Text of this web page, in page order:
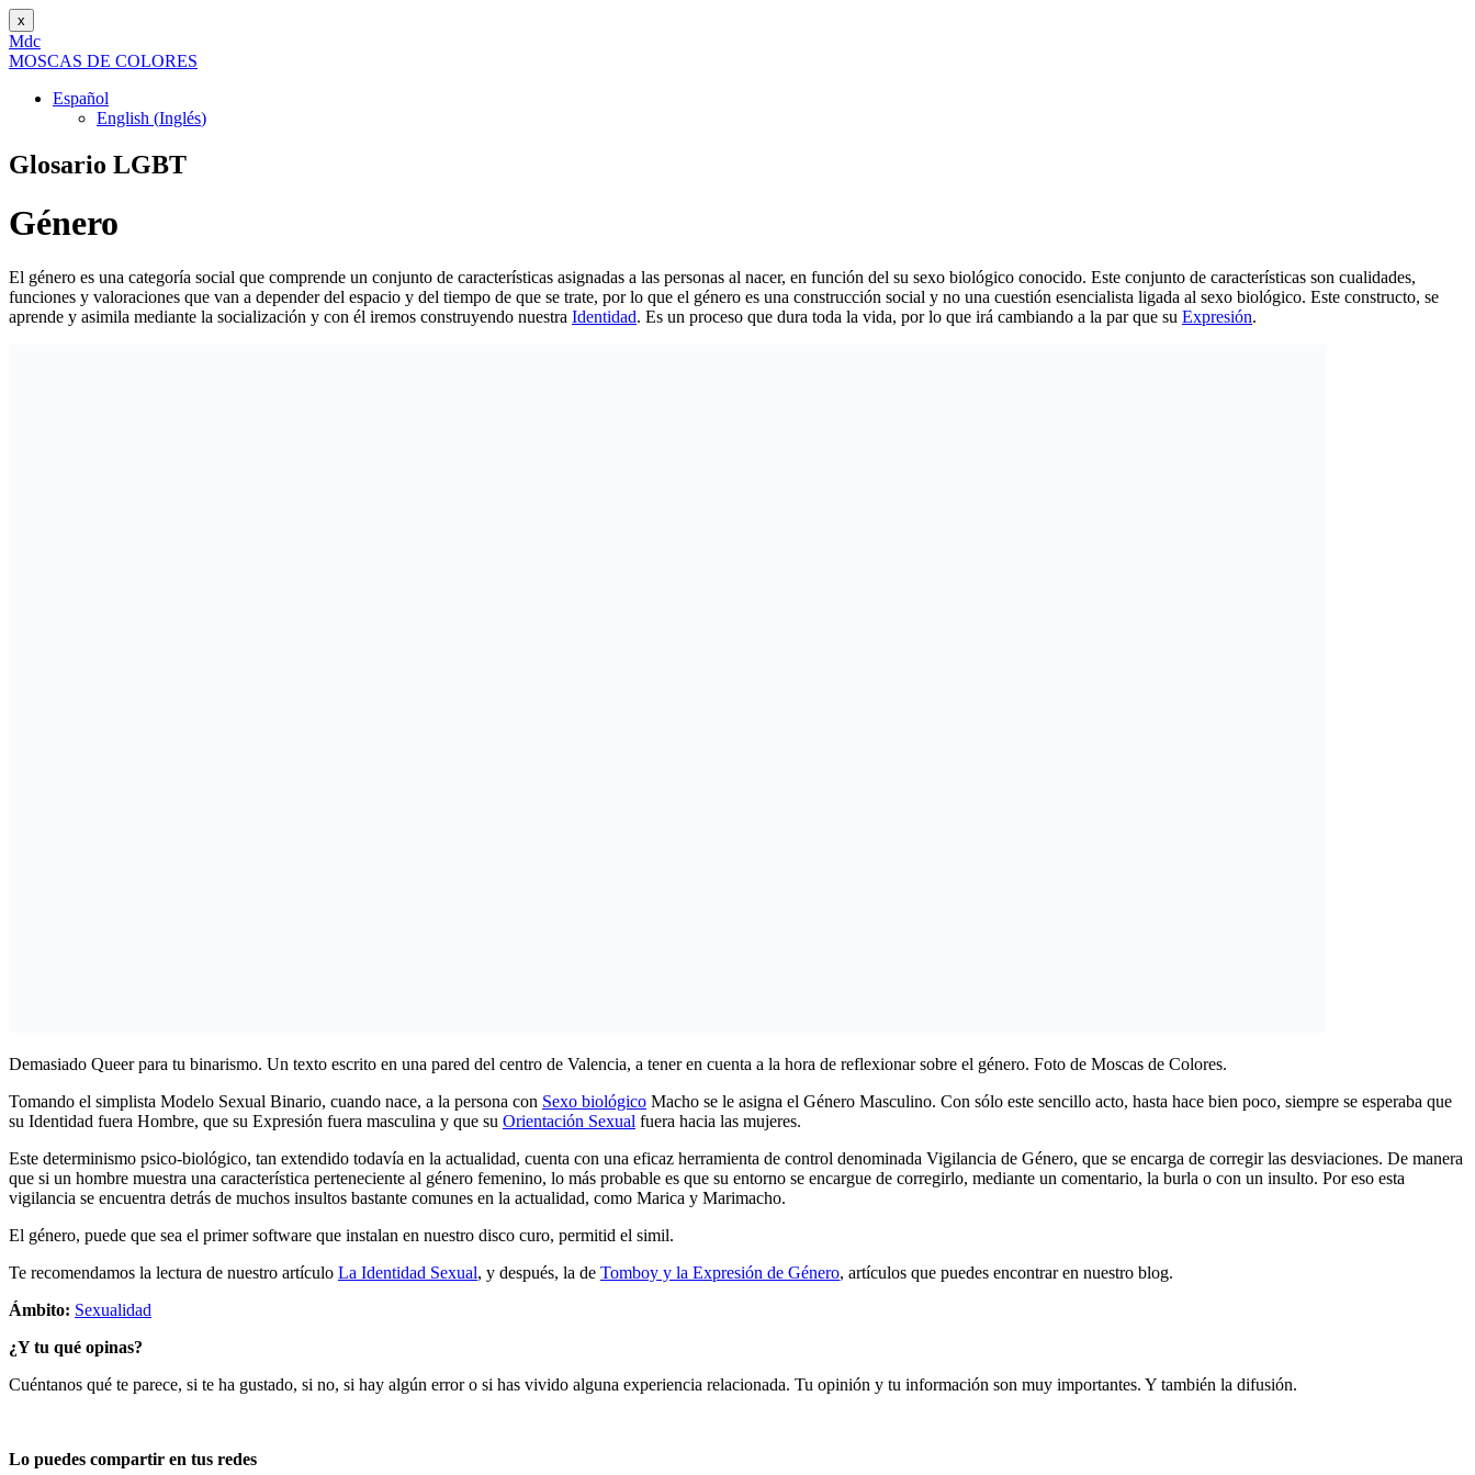
x
Mdc
MOSCAS DE COLORES
Español
English (Inglés)
Glosario LGBT
Género
El género es una categoría social que comprende un conjunto de características asignadas a las personas al nacer, en función del su sexo biológico conocido. Este conjunto de características son cualidades,
funciones y valoraciones que van a depender del espacio y del tiempo de que se trate, por lo que el género es una construcción social y no una cuestión esencialista ligada al sexo biológico. Este constructo, se
aprende y asimila mediante la socialización y con él iremos construyendo nuestra Identidad. Es un proceso que dura toda la vida, por lo que irá cambiando a la par que su Expresión.
Demasiado Queer para tu binarismo. Un texto escrito en una pared del centro de Valencia, a tener en cuenta a la hora de reflexionar sobre el género. Foto de Moscas de Colores.
Tomando el simplista Modelo Sexual Binario, cuando nace, a la persona con Sexo biológico Macho se le asigna el Género Masculino. Con sólo este sencillo acto, hasta hace bien poco, siempre se esperaba que
su Identidad fuera Hombre, que su Expresión fuera masculina y que su Orientación Sexual fuera hacia las mujeres.
Este determinismo psico-biológico, tan extendido todavía en la actualidad, cuenta con una eficaz herramienta de control denominada Vigilancia de Género, que se encarga de corregir las desviaciones. De manera
que si un hombre muestra una característica perteneciente al género femenino, lo más probable es que su entorno se encargue de corregirlo, mediante un comentario, la burla o con un insulto. Por eso esta
vigilancia se encuentra detrás de muchos insultos bastante comunes en la actualidad, como Marica y Marimacho.
El género, puede que sea el primer software que instalan en nuestro disco curo, permitid el simil.
Te recomendamos la lectura de nuestro artículo La Identidad Sexual, y después, la de Tomboy y la Expresión de Género, artículos que puedes encontrar en nuestro blog.
Ámbito: Sexualidad
¿Y tu qué opinas?
Cuéntanos qué te parece, si te ha gustado, si no, si hay algún error o si has vivido alguna experiencia relacionada. Tu opinión y tu información son muy importantes. Y también la difusión.
Lo puedes compartir en tus redes